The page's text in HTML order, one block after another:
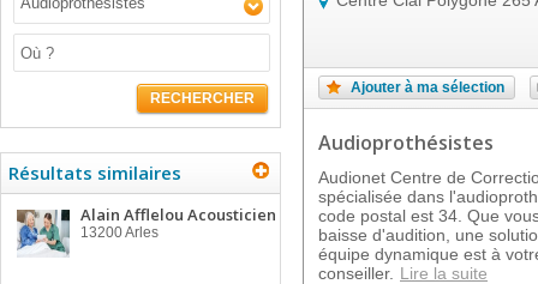
RECHERCHER
Résultats similaires
Alain Afflelou Acousticien
13200Arles
Ajouter à ma sélection
Audioprothésistes
Audionet Centre de
spécialisée dans
code postal est 34. Que
baisse d'audition, une
équipe dynamique est à
conseiller. Lire la suite